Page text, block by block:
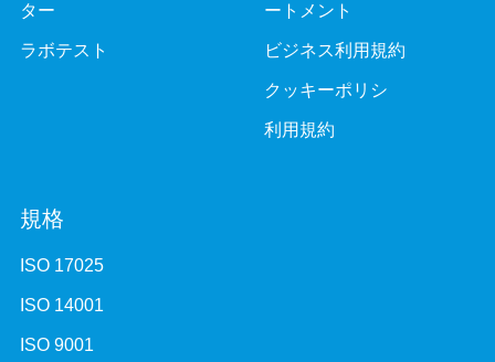
ター
ラボテスト
ートメント
ビジネス利用規約
クッキーポリシ
利用規約
規格
ISO 17025
ISO 14001
ISO 9001